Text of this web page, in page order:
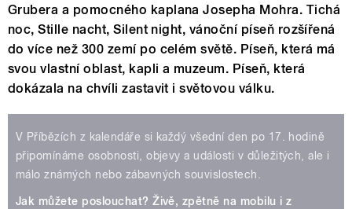
Grubera a pomocného kaplana Josepha Mohra. Tichá
noc, Stille nacht, Silent night, vánoční píseň rozšířená
do více než 300 zemí po celém světě. Píseň, která má
svou vlastní oblast, kapli a muzeum. Píseň, která
dokázala na chvíli zastavit i světovou válku.
V Příbězích z kalendáře si každý všední den po 17. hodině
připomínáme osobnosti, objevy a události v důležitých, ale i
málo známých nebo zábavných souvislostech.
Jak můžete poslouchat?Živě, zpětně na mobilu i z